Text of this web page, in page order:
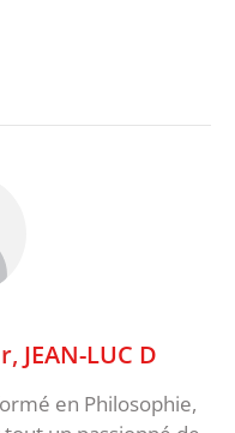
JEAN-LUC D
en Philosophie,